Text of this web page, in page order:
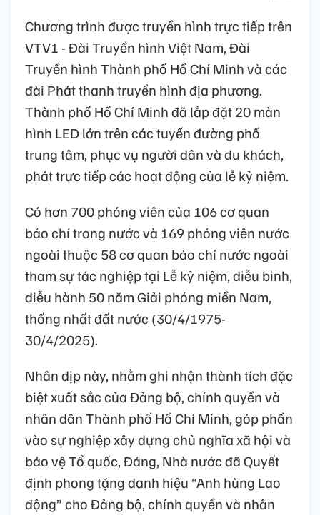
Chương trình được truyền hình trực tiếp trên
VTV1 - Đài Truyền hình Việt Nam, Đài
Truyền hình Thành phố Hồ Chí Minh và các
đài Phát thanh truyền hình địa phương.
Thành phố Hồ Chí Minh đã lắp đặt 20 màn
hình LED lớn trên các tuyến đường phố
trung tâm, phục vụ người dân và du khách,
phát trực tiếp các hoạt động của lễ kỷ niệm.
Có hơn 700 phóng viên của 106 cơ quan
báo chí trong nước và 169 phóng viên nước
ngoài thuộc 58 cơ quan báo chí nước ngoài
tham sự tác nghiệp tại Lễ kỷ niệm, diễu binh,
diễu hành 50 năm Giải phóng miền Nam,
thống nhất đất nước (30/4/1975-
30/4/2025).
Nhân dịp này, nhằm ghi nhận thành tích đặc
biệt xuất sắc của Đảng bộ, chính quyền và
nhân dân Thành phố Hồ Chí Minh, góp phần
vào sự nghiệp xây dựng chủ nghĩa xã hội và
bảo vệ Tổ quốc, Đảng, Nhà nước đã Quyết
định phong tặng danh hiệu “Anh hùng Lao
động” cho Đảng bộ, chính quyền và nhân